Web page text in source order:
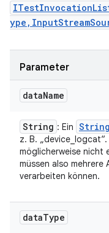
Parameter
dataName
String : Ein String
z. B.
möglicherweise nicht
müssen also
verarbeiten können.
dataType